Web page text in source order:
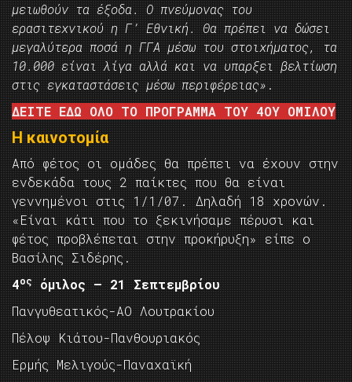
μειωθούν τα έξοδα. Ο πνεύμονας του
ερασιτεχνικού η Γ’ Εθνική. Θα πρέπει να δώσει
μεγαλύτερα ποσά η ΓΓΑ μέσω του στοιχήματος, τα
10.000 είναι λίγα αλλά και να υπαρξει βελτίωση
στις εγκαταστάσεις μέσω περιφέρειας» .
ΔΕΙΤΕ ΕΔΩ ΟΛΟ ΤΟ ΠΡΟΓΡΑΜΜΑ ΤΟΥ 4ΟΥ ΟΜΙΛΟΥ
Η καινοτομία
Από φέτος οι ομάδες θα πρέπει να έχουν στην
ενδεκάδα τους 2 παίκτες που θα είναι
γεννημένοι στις 1/1/07. Δηλαδή 18 χρονών.
«Είναι κάτι που το ξεκινήσαμε πέρυσι και
φέτος προβλέπεται στην προκήρυξη» είπε ο
Βασίλης Σιδέρης.
4ος
όμιλος – 21 Σεπτεμβρίου
Πανγυθεατικός-ΑΟ Λουτρακίου
Πέλοψ Κιάτου-Πανθουριακός
Ερμής Μελιγούς-Παναχαϊκή